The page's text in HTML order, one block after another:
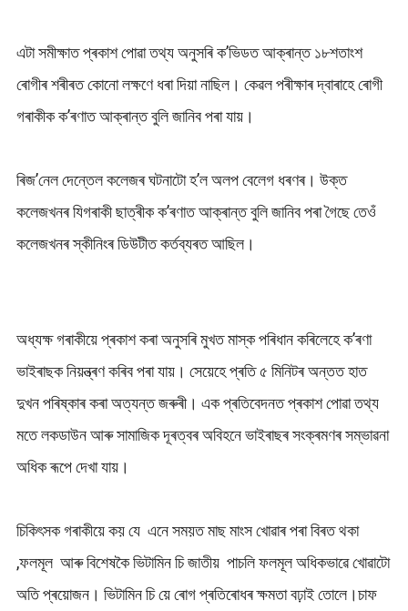
এটা সমীক্ষাত প্ৰকাশ পোৱা তথ্য অনুসৰি ক’ভিডত আক্ৰান্ত ১৮শতাংশ
ৰোগীৰ শৰীৰত কোনো লক্ষণে ধৰা দিয়া নাছিল। কেৱল পৰীক্ষাৰ দ্বাৰাহে ৰোগী
গৰাকীক ক’ৰণাত আক্ৰান্ত বুলি জানিব পৰা যায়।
ৰিজ’নেল দেন্তেল কলেজৰ ঘটনাটো হ’ল অলপ বেলেগ ধৰণৰ। উক্ত
কলেজখনৰ যিগৰাকী ছাত্ৰীক ক’ৰণাত আক্ৰান্ত বুলি জানিব পৰা গৈছে তেওঁ
কলেজখনৰ স্কীনিংৰ ডিউটীত কৰ্তব্যৰত আছিল।
অধ্যক্ষ গৰাকীয়ে প্ৰকাশ কৰা অনুসৰি মুখত মাস্ক পৰিধান কৰিলেহে ক’ৰণা
ভাইৰাছক নিয়ন্ত্ৰণ কৰিব পৰা যায়। সেয়েহে প্ৰতি ৫ মিনিটৰ অন্তত হাত
দুখন পৰিষ্কাৰ কৰা অত্যন্ত জৰুৰী। এক প্ৰতিবেদনত প্ৰকাশ পোৱা তথ্য
মতে লকডাউন আৰু সামাজিক দূৰত্বৰ অবিহনে ভাইৰাছৰ সংক্ৰমণৰ সম্ভাৱনা
অধিক ৰূপে দেখা যায়।
চিকিৎসক গৰাকীয়ে কয় যে এনে সময়ত মাছ মাংস খোৱাৰ পৰা বিৰত থকা
,ফলমূল আৰু বিশেষকৈ ভিটামিন চি জাতীয় পাচলি ফলমূল অধিকভাৱে খোৱাটো
অতি প্ৰয়োজন। ভিটামিন চি য়ে ৰোগ প্ৰতিৰোধৰ ক্ষমতা বঢ়াই তোলে।চাফ